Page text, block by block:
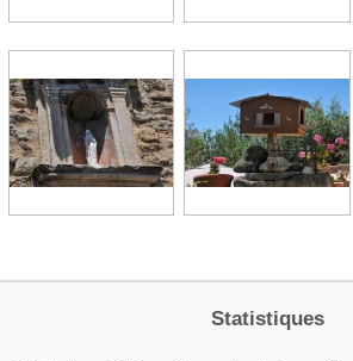
Statistiques